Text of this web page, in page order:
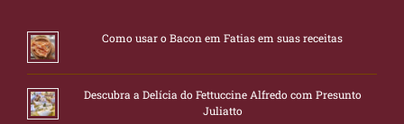
Como usar o Bacon em Fatias em suas receitas
Descubra a Delícia do Fettuccine Alfredo com Presunto
Juliatto